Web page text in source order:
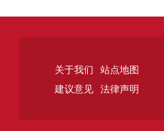
关于我们 站点地图
建议意见 法律声明